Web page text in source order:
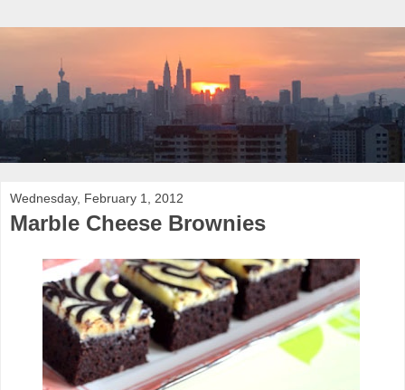
Wednesday, February 1, 2012
Marble Cheese Brownies